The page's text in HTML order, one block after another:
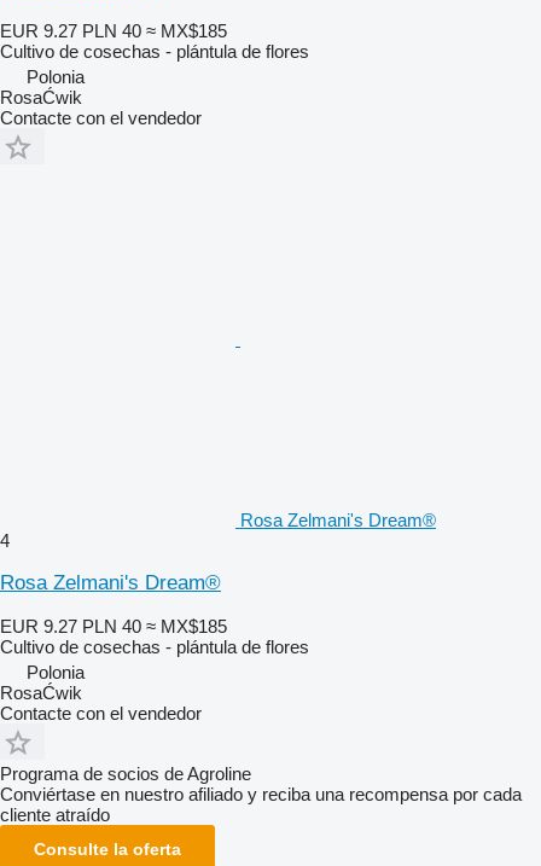
EUR 9.27 PLN 40 ≈ MX$185
Cultivo de cosechas - plántula de flores
Polonia
RosaĆwik
Contacte con el vendedor
Rosa Zelmani's Dream®
4
Rosa Zelmani's Dream®
EUR 9.27 PLN 40 ≈ MX$185
Cultivo de cosechas - plántula de flores
Polonia
RosaĆwik
Contacte con el vendedor
Programa de socios de Agroline
Conviértase en nuestro afiliado y reciba una recompensa por cada
cliente atraído
Consulte la oferta